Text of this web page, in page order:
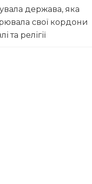
держава, яка
свої кордони
та релігії